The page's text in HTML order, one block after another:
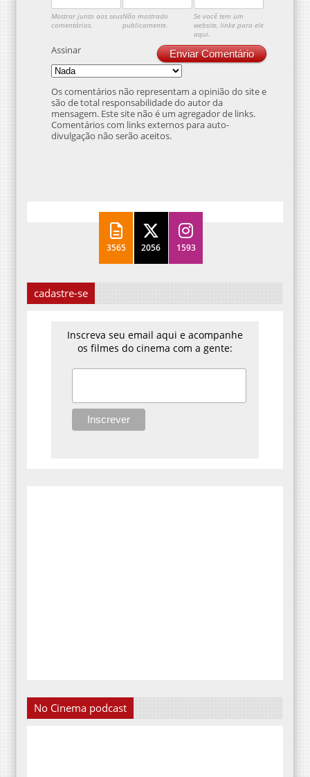
Mostrar junto aos seus
comentários.
Não mostrado
publicamente.
Se você tem um
website, linke para ele
aqui.
Enviar Comentário
Assinar
Os comentários não representam a opinião do site e
são de total responsabilidade do autor da
mensagem. Este site não é um agregador de links.
Comentários com links externos para auto-
divulgação não serão aceitos.
3565 2056 1593
cadastre-se
Inscreva seu email aqui e acompanhe
os filmes do cinema com a gente:
No Cinema podcast